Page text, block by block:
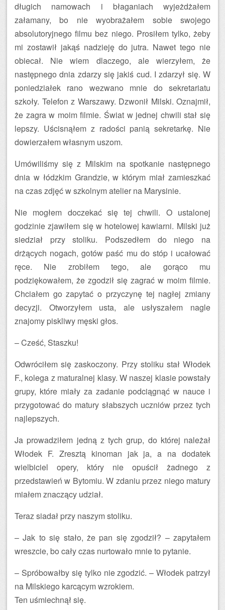
długich namowach i błaganiach wyjeżdżałem
załamany, bo nie wyobrażałem sobie swojego
absolutoryjnego filmu bez niego. Prosiłem tylko, żeby
mi zostawił jakąś nadzieję do jutra. Nawet tego nie
obiecał. Nie wiem dlaczego, ale wierzyłem, że
następnego dnia zdarzy się jakiś cud. I zdarzył się. W
poniedziałek rano wezwano mnie do sekretariatu
szkoły. Telefon z Warszawy. Dzwonił Milski. Oznajmił,
że zagra w moim filmie. Świat w jednej chwili stał się
lepszy. Uścisnąłem z radości panią sekretarkę. Nie
dowierzałem własnym uszom.
Umówiliśmy się z Milskim na spotkanie następnego
dnia w łódzkim Grandzie, w którym miał zamieszkać
na czas zdjęć w szkolnym atelier na Marysinie.
Nie mogłem doczekać się tej chwili. O ustalonej
godzinie zjawiłem się w hotelowej kawiarni. Milski już
siedział przy stoliku. Podszedłem do niego na
drżących nogach, gotów paść mu do stóp i ucałować
ręce. Nie zrobiłem tego, ale gorąco mu
podziękowałem, że zgodził się zagrać w moim filmie.
Chciałem go zapytać o przyczynę tej nagłej zmiany
decyzji. Otworzyłem usta, ale usłyszałem nagle
znajomy piskliwy męski głos.
– Cześć, Staszku!
Odwróciłem się zaskoczony. Przy stoliku stał Włodek
F., kolega z maturalnej klasy. W naszej klasie powstały
grupy, które miały za zadanie podciągnąć w nauce i
przygotować do matury słabszych uczniów przez tych
najlepszych.
Ja prowadziłem jedną z tych grup, do której należał
Włodek F. Zresztą kinoman jak ja, a na dodatek
wielbiciel opery, który nie opuścił żadnego z
przedstawień w Bytomiu. W zdaniu przez niego matury
miałem znaczący udział.
Teraz siadał przy naszym stoliku.
– Jak to się stało, że pan się zgodził? – zapytałem
wreszcie, bo cały czas nurtowało mnie to pytanie.
– Spróbowałby się tylko nie zgodzić. – Włodek patrzył
na Milskiego karcącym wzrokiem.
Ten uśmiechnął się.